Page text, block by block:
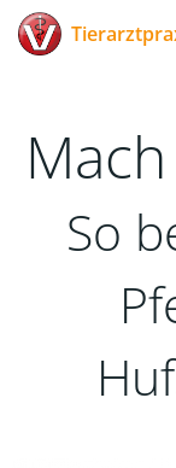
So